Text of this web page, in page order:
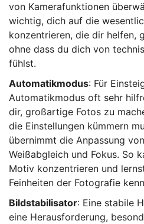
von Kamerafunktionen
wichtig, dich auf die
konzentrieren, die dir helfen,
ohne dass du dich von
fühlst.
Automatikmodus: Für
Automatikmodus oft sehr
dir, großartige Fotos zu
die Einstellungen kümmern
übernimmt die Anpassung
Weißabgleich und Fokus. So
Motiv konzentrieren und
Feinheiten der Fotografie
Bildstabilisator: Eine stabile
eine Herausforderung,